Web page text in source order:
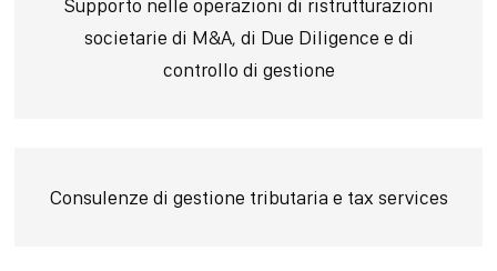
Supporto nelle operazioni di ristrutturazioni
societarie di M&A, di Due Diligence e di
controllo di gestione
Consulenze di gestione tributaria e tax services